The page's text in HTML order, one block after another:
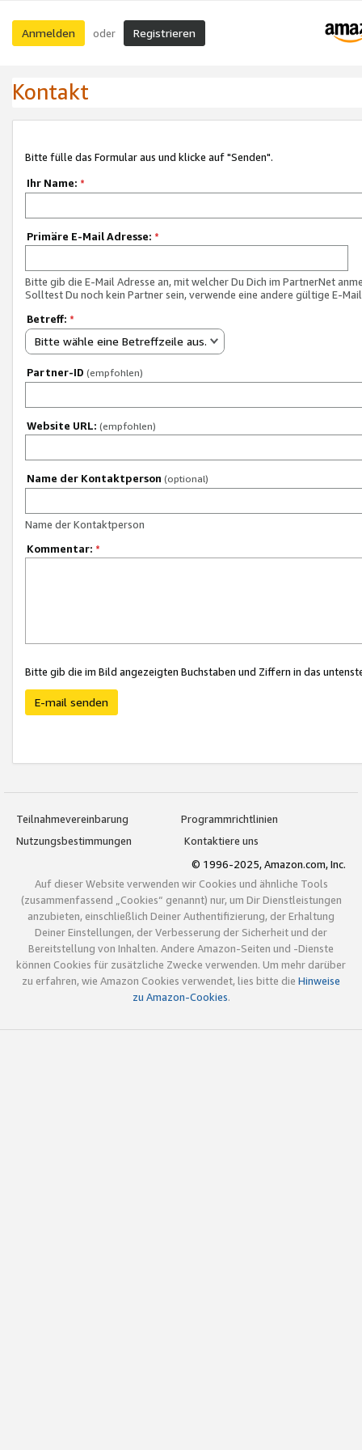
Anmelden oder Registrieren
Kontakt
Bitte fülle das Formular aus und klicke auf "Senden".
Ihr Name: *
Primäre E-Mail Adresse: *
Bitte gib die E-Mail Adresse an, mit welcher Du Dich im PartnerNet
Solltest Du noch kein Partner sein, verwende eine andere gültige E-
Betreff: *
Bitte wähle eine Betreffzeile aus.
Partner-ID (empfohlen)
Website URL: (empfohlen)
Name der Kontaktperson (optional)
Name der Kontaktperson
Kommentar: *
Bitte gib die im Bild angezeigten Buchstaben und Ziffern in das
E-mail senden
Teilnahmevereinbarung
Programmrichtlinien
Nutzungsbestimmungen
Kontaktiere uns
© 1996-2025, Amazon.com, Inc.
Auf dieser Website verwenden wir Cookies und ähnliche Tools
(zusammenfassend „Cookies“ genannt) nur, um Dir Dienstleistungen
anzubieten, einschließlich Deiner Authentifizierung, der Erhaltung
Deiner Einstellungen, der Verbesserung der Sicherheit und der
Bereitstellung von Inhalten. Andere Amazon-Seiten und -Dienste
können Cookies für zusätzliche Zwecke verwenden. Um mehr darüber
zu erfahren, wie Amazon Cookies verwendet, lies bitte die Hinweise
zu Amazon-Cookies.